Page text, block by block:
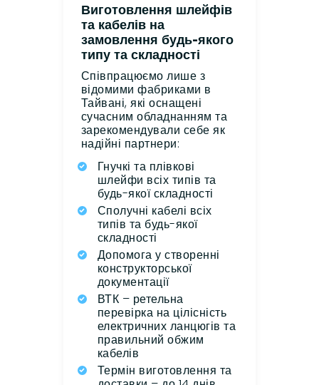
Виготовлення шлейфів
та кабелів на
замовлення будь-якого
типу та складності
Співпрацюємо лише з
відомими фабриками в
Тайвані, які оснащені
сучасним обладнанням та
зарекомендували себе як
надійні партнери:
Гнучкі та плівкові
шлейфи всіх типів та
будь-якої складності
Сполучні кабелі всіх
типів та будь-якої
складності
Допомога у створенні
конструкторської
документації
ВТК – ретельна
перевірка на цілісність
електричних ланцюгів та
правильний обжим
кабелів
Термін виготовлення та